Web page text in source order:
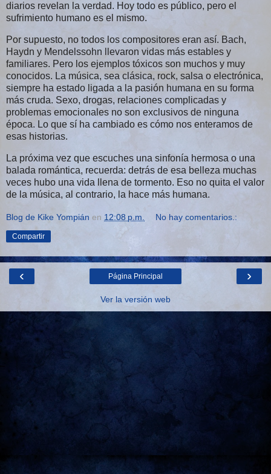
diarios revelan la verdad. Hoy todo es público, pero el
sufrimiento humano es el mismo.
Por supuesto, no todos los compositores eran así. Bach,
Haydn y Mendelssohn llevaron vidas más estables y
familiares. Pero los ejemplos tóxicos son muchos y muy
conocidos. La música, sea clásica, rock, salsa o electrónica,
siempre ha estado ligada a la pasión humana en su forma
más cruda. Sexo, drogas, relaciones complicadas y
problemas emocionales no son exclusivos de ninguna
época. Lo que sí ha cambiado es cómo nos enteramos de
esas historias.
La próxima vez que escuches una sinfonía hermosa o una
balada romántica, recuerda: detrás de esa belleza muchas
veces hubo una vida llena de tormento. Eso no quita el valor
de la música, al contrario, la hace más humana.
Blog de Kike Yompián en 12:08 p.m. No hay comentarios.:
Compartir
‹ ›
Página Principal
Ver la versión web